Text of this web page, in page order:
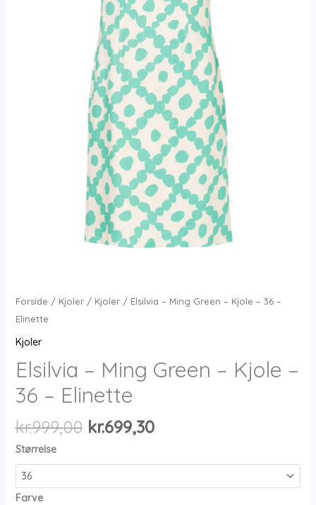
Forside / Kjoler/ Kjoler/ Elsilvia – Ming Green – Kjole – 36 –
Elinette
Kjoler
Elsilvia – Ming Green – Kjole –
36 – Elinette
kr.999,00 Den
pris
kr.699,30Den
pris
Størrelse
Farve